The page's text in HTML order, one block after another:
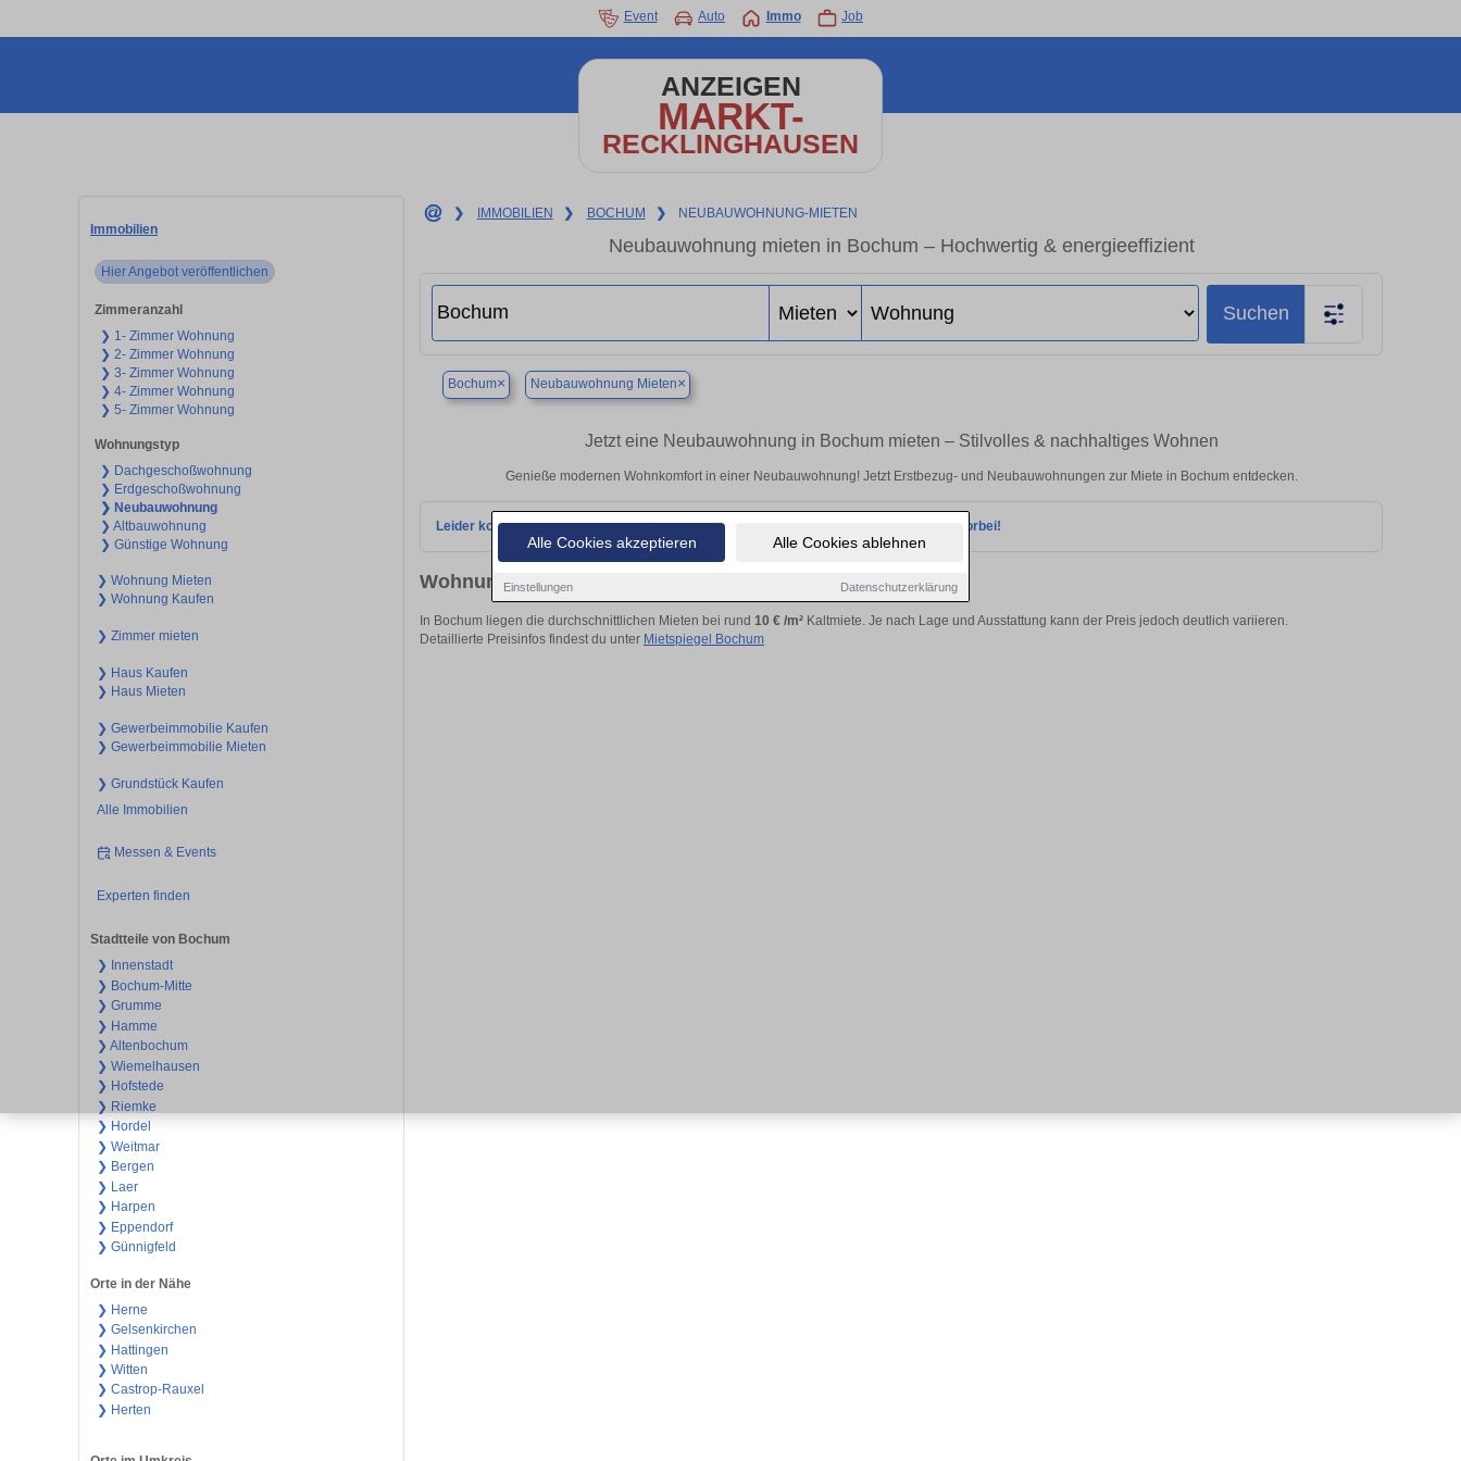
Alle Cookies akzeptieren Alle Cookies ablehnen
Einstellungen Datenschutzerklärung
Event Auto Immo Job
ANZEIGEN
MARKT-
RECKLINGHAUSEN
Immobilien
Hier Angebot veröffentlichen
Zimmeranzahl
❯ 1- Zimmer Wohnung
❯ 2- Zimmer Wohnung
❯ 3- Zimmer Wohnung
❯ 4- Zimmer Wohnung
❯ 5- Zimmer Wohnung
Wohnungstyp
❯ Dachgeschoßwohnung
❯ Erdgeschoßwohnung
❯ Neubauwohnung
❯ Altbauwohnung
❯ Günstige Wohnung
❯ Wohnung Mieten
❯ Wohnung Kaufen
❯ Zimmer mieten
❯ Haus Kaufen
❯ Haus Mieten
❯ Gewerbeimmobilie Kaufen
❯ Gewerbeimmobilie Mieten
❯ Grundstück Kaufen
Alle Immobilien
Messen & Events
Experten finden
Stadtteile von Bochum
❯ Innenstadt
❯ Bochum-Mitte
❯ Grumme
❯ Hamme
❯ Altenbochum
❯ Wiemelhausen
❯ Hofstede
❯ Riemke
❯ Hordel
❯ Weitmar
❯ Bergen
❯ Laer
❯ Harpen
❯ Eppendorf
❯ Günnigfeld
Orte in der Nähe
❯ Herne
❯ Gelsenkirchen
❯ Hattingen
❯ Witten
❯ Castrop-Rauxel
❯ Herten
❯ IMMOBILIEN ❯ BOCHUM ❯ NEUBAUWOHNUNG-MIETEN
Neubauwohnung mieten in Bochum – Hochwertig & energieeffizient
Suchen
Bochum× Neubauwohnung Mieten×
Jetzt eine Neubauwohnung in Bochum mieten – Stilvolles & nachhaltiges Wohnen
Genieße modernen Wohnkomfort in einer Neubauwohnung! Jetzt Erstbezug- und Neubauwohnungen zur Miete in Bochum entdecken.
Leider konnten wir derzeit keine passenden Objekte finden. Schauen Sie bald wieder vorbei!
Wohnung mieten in Bochum
In Bochum liegen die durchschnittlichen Mieten bei rund 10 € /m² Kaltmiete. Je nach Lage und Ausstattung kann der Preis jedoch deutlich variieren.
Detaillierte Preisinfos findest du unter Mietspiegel Bochum